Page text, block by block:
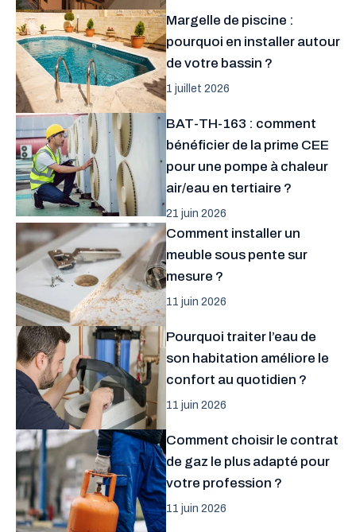
Margelle de piscine :
pourquoi en installer autour
de votre bassin ?
1 juillet 2026
BAT-TH-163 : comment
bénéficier de la prime CEE
pour une pompe à chaleur
air/eau en tertiaire ?
21 juin 2026
Comment installer un
meuble sous pente sur
mesure ?
11 juin 2026
Pourquoi traiter l’eau de
son habitation améliore le
confort au quotidien ?
11 juin 2026
Comment choisir le contrat
de gaz le plus adapté pour
votre profession ?
11 juin 2026